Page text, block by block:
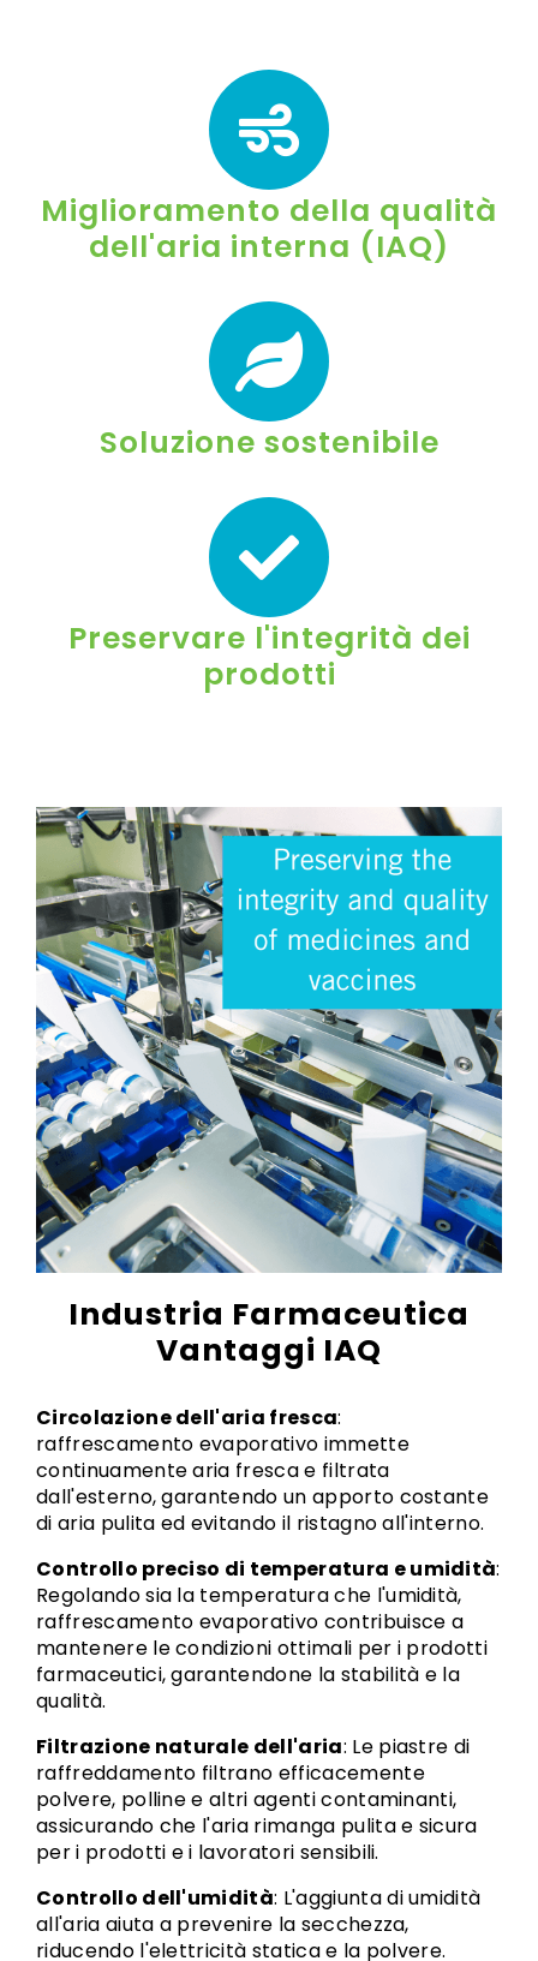
Miglioramento della qualità
dell'aria interna (IAQ)
Soluzione sostenibile
Preservare l'integrità dei
prodotti
Industria Farmaceutica
Vantaggi IAQ
Circolazione dell'aria fresca:
raffrescamento evaporativo immette
continuamente aria fresca e filtrata
dall'esterno, garantendo un apporto costante
di aria pulita ed evitando il ristagno all'interno.
Controllo preciso di temperatura e umidità:
Regolando sia la temperatura che l'umidità,
raffrescamento evaporativo contribuisce a
mantenere le condizioni ottimali per i prodotti
farmaceutici, garantendone la stabilità e la
qualità.
Filtrazione naturale dell'aria: Le piastre di
raffreddamento filtrano efficacemente
polvere, polline e altri agenti contaminanti,
assicurando che l'aria rimanga pulita e sicura
per i prodotti e i lavoratori sensibili.
Controllo dell'umidità: L'aggiunta di umidità
all'aria aiuta a prevenire la secchezza,
riducendo l'elettricità statica e la polvere.